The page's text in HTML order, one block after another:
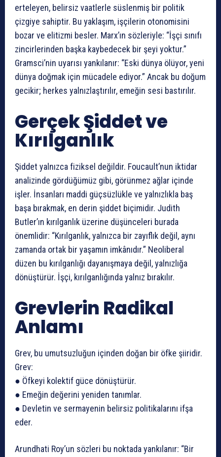
erteleyen, belirsiz vaatlerle süslenmiş bir politik
çizgiye sahiptir. Bu yaklaşım, işçilerin otonomisini
bozar ve elitizmi besler. Marx’ın sözleriyle: “İşçi sınıfı
zincirlerinden başka kaybedecek bir şeyi yoktur.”
Gramsci’nin uyarısı yankılanır: “Eski dünya ölüyor, yeni
dünya doğmak için mücadele ediyor.” Ancak bu doğum
gecikir; herkes yalnızlaştırılır, emeğin sesi bastırılır.
Gerçek Şiddet ve
Kırılganlık
Şiddet yalnızca fiziksel değildir. Foucault’nun iktidar
analizinde gördüğümüz gibi, görünmez ağlar içinde
işler. İnsanları maddi güçsüzlükle ve yalnızlıkla baş
başa bırakmak, en derin şiddet biçimidir. Judith
Butler’ın kırılganlık üzerine düşünceleri burada
önemlidir: “Kırılganlık, yalnızca bir zayıflık değil, aynı
zamanda ortak bir yaşamın imkânıdır.” Neoliberal
düzen bu kırılganlığı dayanışmaya değil, yalnızlığa
dönüştürür. İşçi, kırılganlığında yalnız bırakılır.
Grevlerin Radikal
Anlamı
Grev, bu umutsuzluğun içinden doğan bir öfke şiiridir.
Grev:
● Öfkeyi kolektif güce dönüştürür.
● Emeğin değerini yeniden tanımlar.
● Devletin ve sermayenin belirsiz politikalarını ifşa
eder.
Arundhati Roy’un sözleri bu noktada yankılanır: “Bir